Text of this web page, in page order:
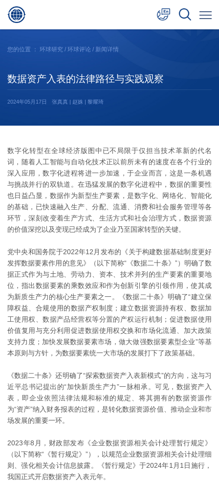
日本語
您的位置 ： 环球研究 / 环球评论 / 新闻详情
数据资产入表的法律路径与实践观察
2024年05月17日 张真真 | 赵姝 | 黎耀琦
数字化转型在全球经济版图中已不局限于仅担当技术革新的代名
词，随着人工智能与自动化技术正以前所未有的速度在各个行业的
深入应用，数字化进程将进一步加速，于企业而言，这是一条机遇
与挑战并行的双轨道。在迅猛发展的数字化进程中，数据的重要性
也日益凸显，数据作为新型生产要素，是数字化、网络化、智能化
的基础，已快速融入生产、分配、流通、消费和社会服务管理等各
环节，深刻改变着生产方式、生活方式和社会治理方式，数据资源
的价值深挖以及变现已经成为了企业乃至国家转型的关键。
党中央和国务院于2022年12月发布的《关于构建数据基础制度更好
发挥数据要素作用的意见》（以下简称“《数据二十条》”）明确了数
据正式作为与土地、劳动力、资本、技术并列的生产要素的重要地
位，指出数据要素的乘数效应和作为创新引擎的引领作用，使其成
为新质生产力的核心生产要素之一。《数据二十条》明确了“建立保
障权益、合规使用的数据产权制度；建立数据资源持有权、数据加
工使用权、数据产品经营权等分置的产权运行机制；促进数据使用
价值复用与充分利用促进数据使用权交换和市场化流通、加大政策
支持力度；加快发展数据要素市场，做大做强数据要素型企业”等基
本原则与方针，为数据要素统一大市场的发展打下了政策基础。
《数据二十条》还明确了“探索数据资产入表新模式”的方向，这与习
近平总书记提出的“加快新质生产力”一脉相承。可见，数据资产入
表，即企业依照法律法规和标准的规定、将其拥有的数据资源作
为“资产”纳入财务报表的过程，是转化数据资源价值、推动企业和市
场发展的重要一环。
2023年8月，财政部发布《企业数据资源相关会计处理暂行规定》
（以下简称“《暂行规定》”），以规范企业数据资源相关会计处理细
则、强化相关会计信息披露。《暂行规定》于2024年1月1日施行，
我国正式开启数据资产入表元年。